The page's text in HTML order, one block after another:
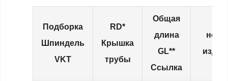
Подборка
Шпиндель
VKT
RD*
Крышка
трубы
Общая
длина
GL**
Ссылка